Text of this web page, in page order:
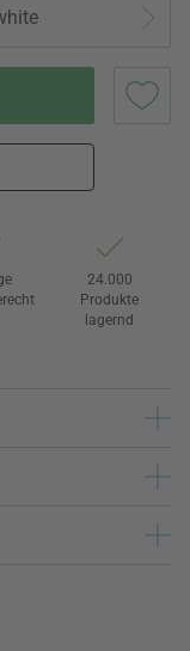
24.000
Produkte
lagernd